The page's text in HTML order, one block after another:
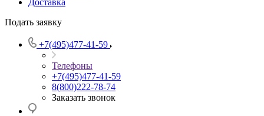
Доставка
Подать заявку
+7(495)477-41-59
Телефоны
+7(495)477-41-59
8(800)222-78-74
Заказать звонок